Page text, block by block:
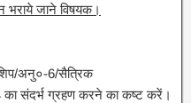
भराये जाने विषयक।
अनु०-6/सैत्रिक
संदर्भ ग्रहण करने का कष्ट करें।